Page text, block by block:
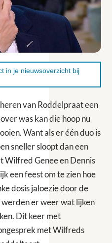
in je nieuwsoverzicht bij
van Roddelpraat een
was kan die hoop nu
Want als er één duo is
sneller sloopt dan een
Wilfred Genee en Dennis
een feest om te zien hoe
dosis jaloezie door de
er weer wat lijken
Dit keer met
met Wilfreds